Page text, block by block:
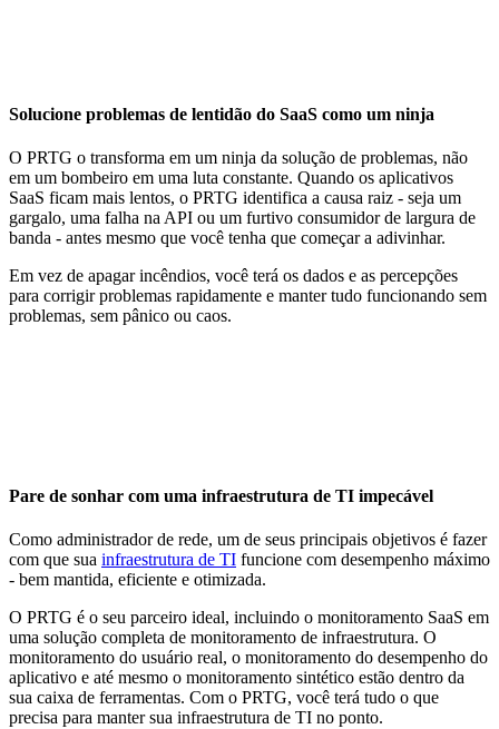
Solucione problemas de lentidão do SaaS como um ninja
O PRTG o transforma em um ninja da solução de problemas, não
em um bombeiro em uma luta constante. Quando os aplicativos
SaaS ficam mais lentos, o PRTG identifica a causa raiz - seja um
gargalo, uma falha na API ou um furtivo consumidor de largura de
banda - antes mesmo que você tenha que começar a adivinhar.
Em vez de apagar incêndios, você terá os dados e as percepções
para corrigir problemas rapidamente e manter tudo funcionando sem
problemas, sem pânico ou caos.
Pare de sonhar com uma infraestrutura de TI impecável
Como administrador de rede, um de seus principais objetivos é fazer
com que sua infraestrutura de TI funcione com desempenho máximo
- bem mantida, eficiente e otimizada.
O PRTG é o seu parceiro ideal, incluindo o monitoramento SaaS em
uma solução completa de monitoramento de infraestrutura. O
monitoramento do usuário real, o monitoramento do desempenho do
aplicativo e até mesmo o monitoramento sintético estão dentro da
sua caixa de ferramentas. Com o PRTG, você terá tudo o que
precisa para manter sua infraestrutura de TI no ponto.